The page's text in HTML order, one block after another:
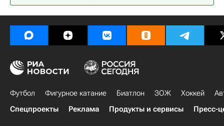
Футбол Фигурное катание Биатлон ЗОЖ Хоккей
Спецпроекты
Реклама Продукты и сервисы Пресс-